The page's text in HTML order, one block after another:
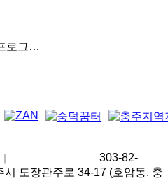
로그…
｜
303-82-
시 도장관주로 34-17 (호암동, 충